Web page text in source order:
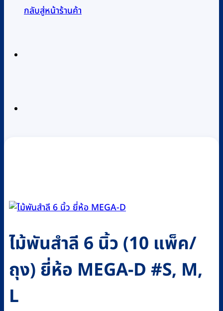
กลับสู่หน้าร้านค้า
ไม้พันสำลี 6 นิ้ว (10 แพ็ค/
ถุง) ยี่ห้อ MEGA-D #S, M,
L